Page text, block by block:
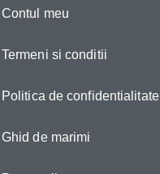
Contul meu
Termeni si conditii
Politica de confidentialitate
Ghid de marimi